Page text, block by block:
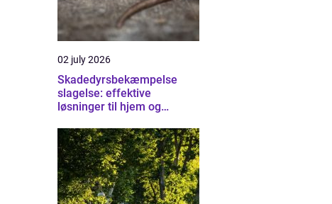
02 july 2026
Skadedyrsbekæmpelse
slagelse: effektive
løsninger til hjem og